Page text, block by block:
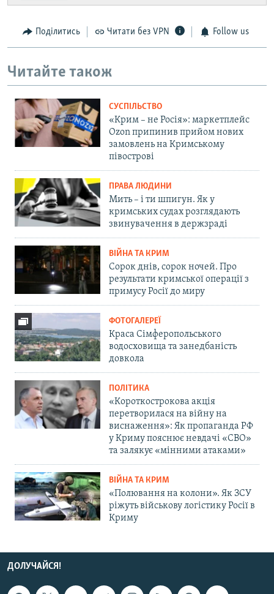
Поділитись Читати без VPN Follow us
Читайте також
СУСПІЛЬСТВО
«Крим – не Росія»: маркетплейс
Ozon припинив прийом нових
замовлень на Кримському
півострові
ПРАВА ЛЮДИНИ
Мить – і ти шпигун. Як у
кримських судах розглядають
звинувачення в держзраді
ВІЙНА ТА КРИМ
Сорок днів, сорок ночей. Про
результати кримської операції з
примусу Росії до миру
ФОТОГАЛЕРЕЇ
Краса Сімферопольського
водосховища та занедбаність
довкола
ПОЛІТИКА
«Короткострокова акція
перетворилася на війну на
виснаження»: Як пропаганда РФ
у Криму пояснює невдачі «СВО»
та залякує «мінними атаками»
ВІЙНА ТА КРИМ
«Полювання на колони». Як ЗСУ
ріжуть військову логістику Росії в
Криму
ДОЛУЧАЙСЯ!